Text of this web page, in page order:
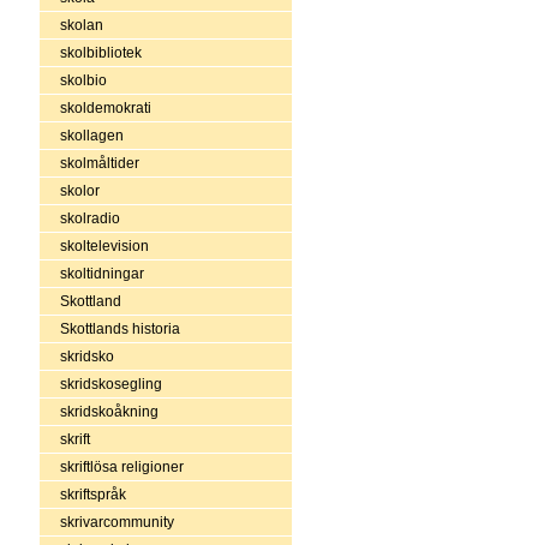
skolan
skolbibliotek
skolbio
skoldemokrati
skollagen
skolmåltider
skolor
skolradio
skoltelevision
skoltidningar
Skottland
Skottlands historia
skridsko
skridskosegling
skridskoåkning
skrift
skriftlösa religioner
skriftspråk
skrivarcommunity